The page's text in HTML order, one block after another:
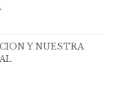
Y NUESTRA